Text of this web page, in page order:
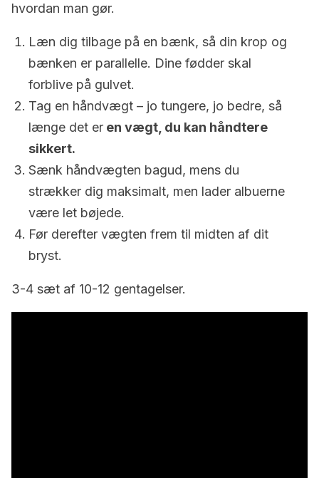
hvordan man gør.
Læn dig tilbage på en bænk, så din krop og
bænken er parallelle. Dine fødder skal
forblive på gulvet.
Tag en håndvægt – jo tungere, jo bedre, så
længe det er en vægt, du kan håndtere
sikkert.
Sænk håndvægten bagud, mens du
strækker dig maksimalt, men lader albuerne
være let bøjede.
Før derefter vægten frem til midten af dit
bryst.
3-4 sæt af 10-12 gentagelser.